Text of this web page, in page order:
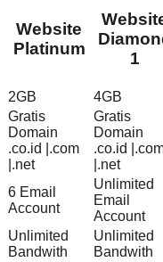
Website
Platinum
1
2GB 4GB
Gratis
Domain
.co.id |.com
|.net
Gratis
Domain
.co.id
|.net
6 Email
Account
Unlimited
Email
Account
Unlimited
Bandwith
Unlimited
Bandwith